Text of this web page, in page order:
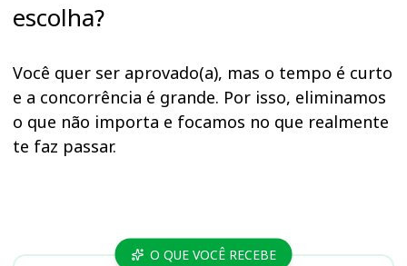
escolha?
Você quer ser aprovado(a), mas o tempo é curto
e a concorrência é grande. Por isso, eliminamos
o que não importa e focamos no que realmente
te faz passar.
Cursos O QUE VOCÊ RECEBE